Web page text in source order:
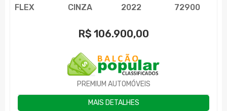
FLEX CINZA 2022 72900
R$ 106.900,00
PREMIUM AUTOMÓVEIS
MAIS DETALHES